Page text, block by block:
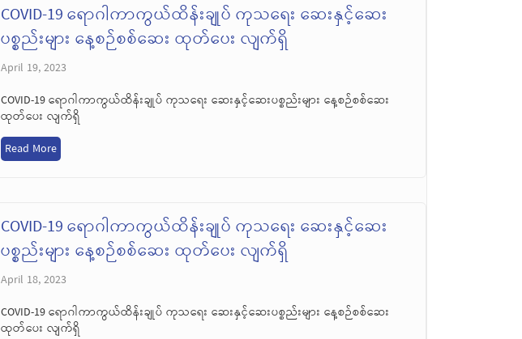
COVID-19 ရောဂါကာကွယ်ထိန်းချုပ် ကုသရေး ဆေးနှင့်ဆေး
ပစ္စည်းများ နေ့စဉ်စစ်ဆေး ထုတ်ပေး လျက်ရှိ
April 19, 2023
COVID-19 ရောဂါကာကွယ်ထိန်းချုပ် ကုသရေး ဆေးနှင့်ဆေးပစ္စည်းများ နေ့စဉ်စစ်ဆေး
ထုတ်ပေး လျက်ရှိ
Read More
COVID-19 ရောဂါကာကွယ်ထိန်းချုပ် ကုသရေး ဆေးနှင့်ဆေး
ပစ္စည်းများ နေ့စဉ်စစ်ဆေး ထုတ်ပေး လျက်ရှိ
April 18, 2023
COVID-19 ရောဂါကာကွယ်ထိန်းချုပ် ကုသရေး ဆေးနှင့်ဆေးပစ္စည်းများ နေ့စဉ်စစ်ဆေး
ထုတ်ပေး လျက်ရှိ